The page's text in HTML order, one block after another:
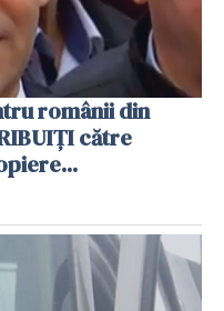
românii din
către